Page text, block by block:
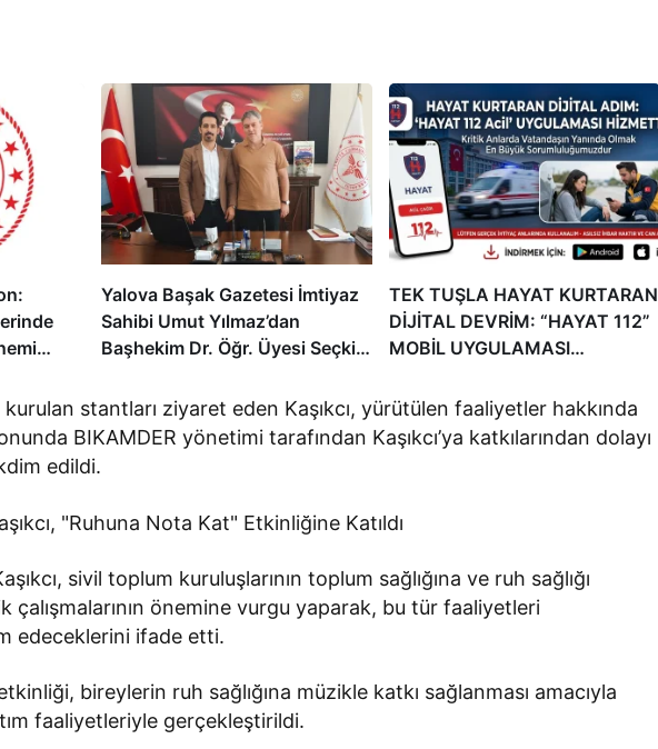
Yalova Başak Gazetesi İmtiyaz
Sahibi Umut Yılmaz’dan
Başhekim Dr. Öğr. Üyesi Seçkin
TEK TUŞLA HAYAT KURTARAN
DİJİTAL DEVRİM: “HAYAT 112”
MOBİL UYGULAMASI
stantları ziyaret eden Kaşıkcı, yürütülen faaliyetler hakkında
BIKAMDER yönetimi tarafından Kaşıkcı’ya katkılarından dolayı
edildi.
sivil toplum kuruluşlarının toplum sağlığına ve ruh sağlığı
çalışmalarının önemine vurgu yaparak, bu tür faaliyetleri
edeceklerini ifade etti.
bireylerin ruh sağlığına müzikle katkı sağlanması amacıyla
faaliyetleriyle gerçekleştirildi.